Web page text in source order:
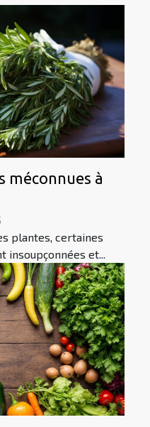
méconnues à
plantes, certaines
insoupçonnées et...